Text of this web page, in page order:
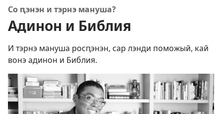
Со ԥэнэн и тэрнэ мануша?
Адинон и Библия
И тэрнэ мануша росԥэнэн, сар лэнди поможый, кай
вонэ адинон и Библия.